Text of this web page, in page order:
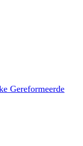
Gereformeerde